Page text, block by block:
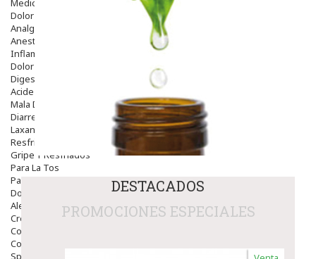
Dolor E Inflamación
Analgésicos
Anestésicos
Inflamación Articulaciones
Dolor Muscular / Articular
Digestivo
Acidez, Gases Y Ardores
Mala Digestion
Diarrea / Estreñimiento / Vómitos
Laxantes
Resfriados
Gripe Y Resfriados
Para La Tos
Para Descongestionar La Nariz
Dolor De Garganta
Alergias Y Picaduras
Cremas
Comprimidos
Colirios
Sprays
DESTACADOS
PROMOCIONES ESPECIALES